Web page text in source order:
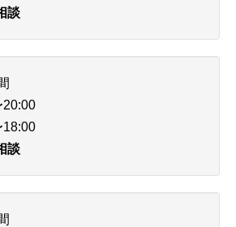
談
談